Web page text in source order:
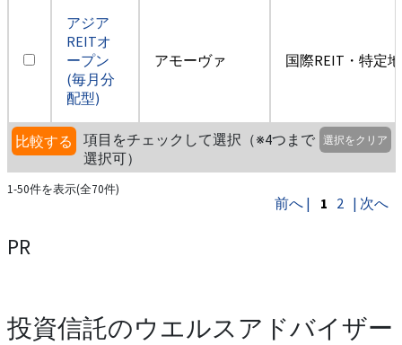
アジア
REITオ
ープン
(毎月分
配型)
アモーヴァ 国際REIT・特定
比較する
項目をチェックして選択（※4つまで
選択可）
選択をクリア
1-50件を表示(全70件)
前へ | 1 2 | 次へ
PR
投資信託のウエルスアドバイザー